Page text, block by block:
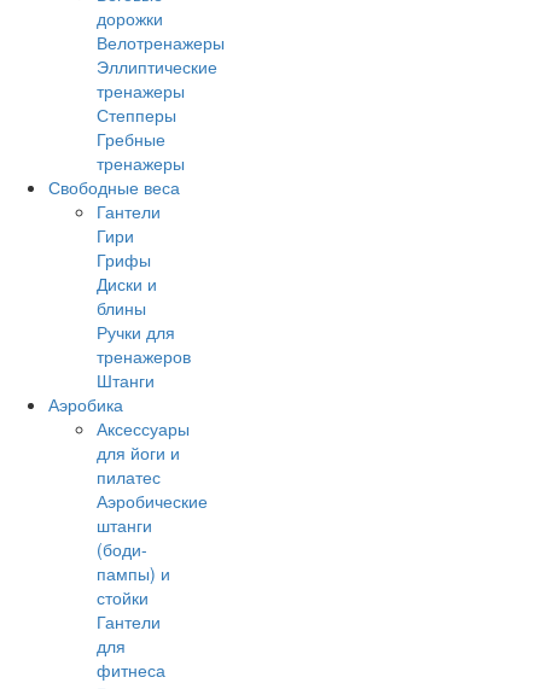
дорожки
Велотренажеры
Эллиптические
тренажеры
Степперы
Гребные
тренажеры
Свободные веса
Гантели
Гири
Грифы
Диски и
блины
Ручки для
тренажеров
Штанги
Аэробика
Аксессуары
для йоги и
пилатес
Аэробические
штанги
(боди-
пампы) и
стойки
Гантели
для
фитнеса